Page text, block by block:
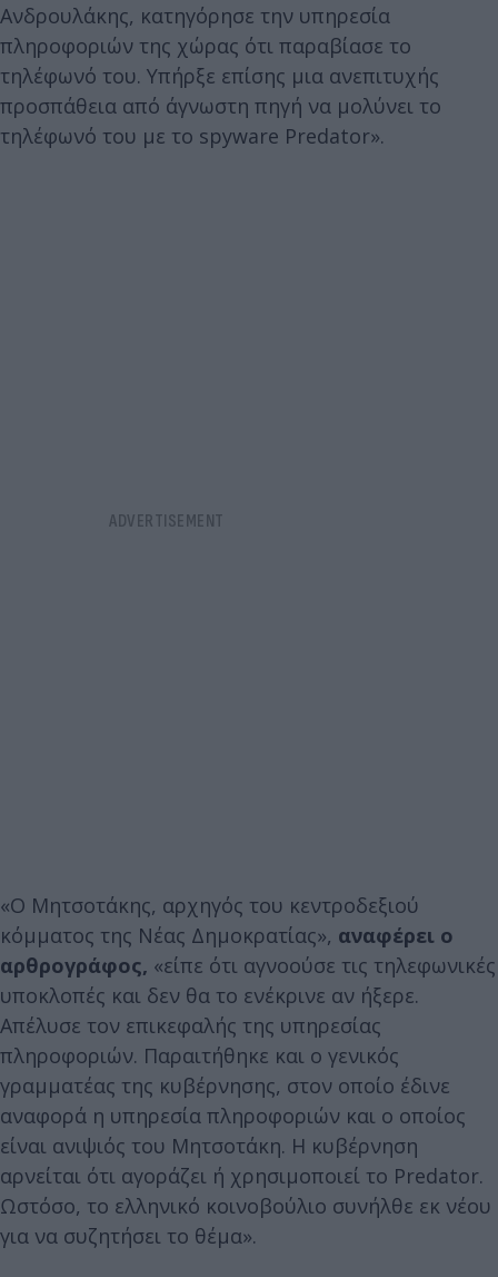
Ανδρουλάκης, κατηγόρησε την υπηρεσία
πληροφοριών της χώρας ότι παραβίασε το
τηλέφωνό του. Υπήρξε επίσης μια ανεπιτυχής
προσπάθεια από άγνωστη πηγή να μολύνει το
τηλέφωνό του με το spyware Predator».
«Ο Μητσοτάκης, αρχηγός του κεντροδεξιού
κόμματος της Νέας Δημοκρατίας», αναφέρει ο
αρθρογράφος, «είπε ότι αγνοούσε τις τηλεφωνικές
υποκλοπές και δεν θα το ενέκρινε αν ήξερε.
Απέλυσε τον επικεφαλής της υπηρεσίας
πληροφοριών. Παραιτήθηκε και ο γενικός
γραμματέας της κυβέρνησης, στον οποίο έδινε
αναφορά η υπηρεσία πληροφοριών και ο οποίος
είναι ανιψιός του Μητσοτάκη. Η κυβέρνηση
αρνείται ότι αγοράζει ή χρησιμοποιεί το Predator.
Ωστόσο, το ελληνικό κοινοβούλιο συνήλθε εκ νέου
για να συζητήσει το θέμα».